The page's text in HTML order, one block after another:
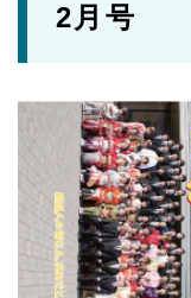
2月号